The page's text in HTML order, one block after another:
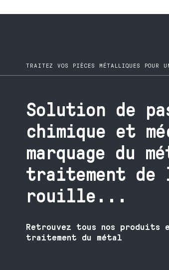
TRAITEZ VOS PIÈCES MÉTALLIQUES POUR
Solution de
chimique et
marquage du
traitement de
rouille...
Retrouvez tous nos produits
traitement du métal